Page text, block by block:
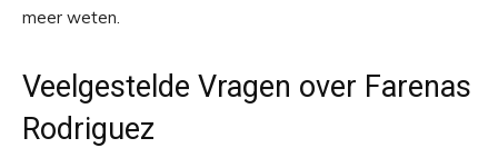
meer weten.
Veelgestelde Vragen over Farenas
Rodriguez